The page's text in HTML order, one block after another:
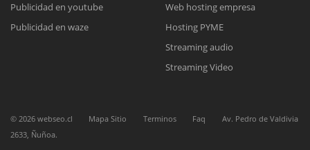
Reunión online
Nuestros ejecutivos le enviarán un correo electrónico con el enlace a
Meet para la reunión online.
Cotización
Todos nuestros ejecutivos están fuera de línea. Complete el formulario
Publicidad en youtube
Publicidad en waze
Web hosting empresa
Hosting PYME
Streaming audio
Streaming Video
© 2026 webseo.cl Mapa Sitio Terminos Faq
Av. Pedro de Valdivia
2633, Ñuñoa.